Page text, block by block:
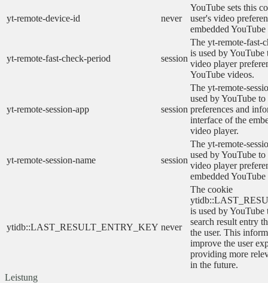
yt-remote-device-id never
YouTube sets this
user's video
embedded
yt-remote-fast-check-period session
The yt-remote-fast-
is used by YouTube
video player
YouTube videos.
yt-remote-session-app session
The yt-remote-
used by YouTube to
preferences and
interface of the
video player.
yt-remote-session-name session
The yt-remote-
used by YouTube to
video player
embedded
ytidb::LAST_RESULT_ENTRY_KEY never
The cookie
is used by YouTube
search result entry
the user. This
improve the user
providing more
in the future.
Leistung